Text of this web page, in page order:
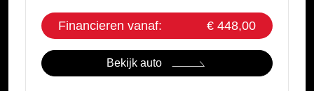
Financieren vanaf: € 448,00
Bekijk auto